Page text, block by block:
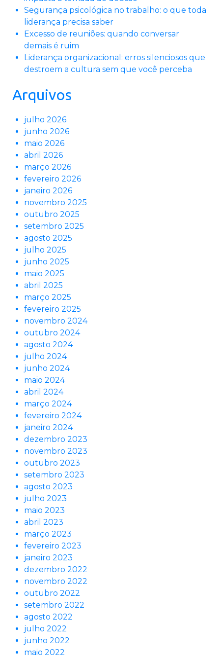
Segurança psicológica no trabalho: o que toda
liderança precisa saber
Excesso de reuniões: quando conversar
demais é ruim
Liderança organizacional: erros silenciosos que
destroem a cultura sem que você perceba
Arquivos
julho 2026
junho 2026
maio 2026
abril 2026
março 2026
fevereiro 2026
janeiro 2026
novembro 2025
outubro 2025
setembro 2025
agosto 2025
julho 2025
junho 2025
maio 2025
abril 2025
março 2025
fevereiro 2025
novembro 2024
outubro 2024
agosto 2024
julho 2024
junho 2024
maio 2024
abril 2024
março 2024
fevereiro 2024
janeiro 2024
dezembro 2023
novembro 2023
outubro 2023
setembro 2023
agosto 2023
julho 2023
maio 2023
abril 2023
março 2023
fevereiro 2023
janeiro 2023
dezembro 2022
novembro 2022
outubro 2022
setembro 2022
agosto 2022
julho 2022
junho 2022
maio 2022